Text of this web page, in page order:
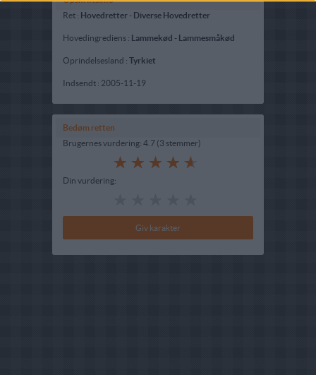
Ret : Hovedretter - Diverse Hovedretter
Hovedingrediens : Lammekød - Lammesmåkød
Oprindelsesland : Tyrkiet
Indsendt : 2005-11-19
Bedøm retten
Brugernes vurdering: 4.7 (3 stemmer)
Din vurdering: